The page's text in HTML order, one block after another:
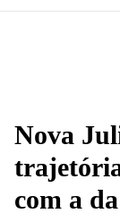
Nova
com a